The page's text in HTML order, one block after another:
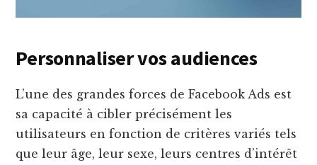
Personnaliser vos audiences
L’une des grandes forces de Facebook Ads est
sa capacité à cibler précisément les
utilisateurs en fonction de critères variés tels
que leur âge, leur sexe, leurs centres d’intérêt